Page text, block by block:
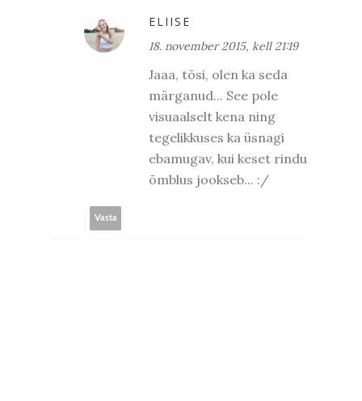
ELIISE
18. november 2015, kell 21:19
Jaaa, tõsi, olen ka seda
märganud... See pole
visuaalselt kena ning
tegelikkuses ka üsnagi
ebamugav, kui keset rindu
õmblus jookseb... :/
Vasta